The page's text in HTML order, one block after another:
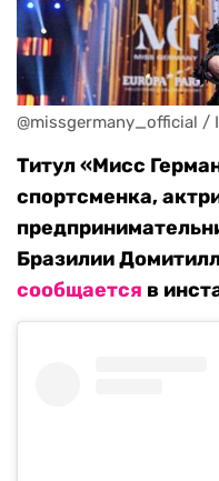
@missgermany_official /
Титул «Мисс
спортсменка,
Бразилии
сообщается в